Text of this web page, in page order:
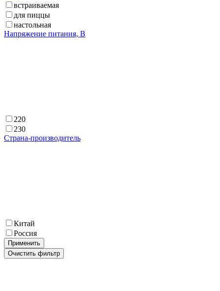
встраиваемая
для пиццы
настольная
Напряжение питания, В
220
230
Страна-производитель
Китай
Россия
Применить
Очистить фильтр